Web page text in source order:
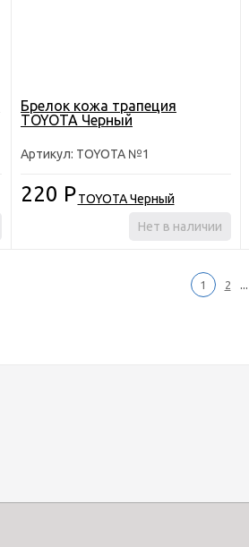
Брелок кожа трапеция
TOYOTA Черный
Артикул: TOYOTA №1
220 Р
Нет в наличии
1 2 ...